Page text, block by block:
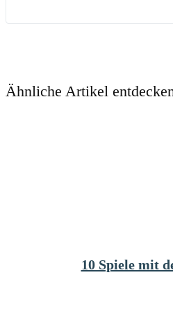
Ähnliche Artikel
10 Spiele mit